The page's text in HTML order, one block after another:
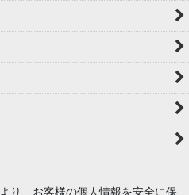
り、お客様の個人情報を安全に保